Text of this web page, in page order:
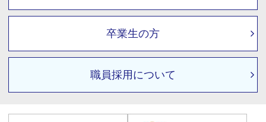
卒業生の方
職員採用について